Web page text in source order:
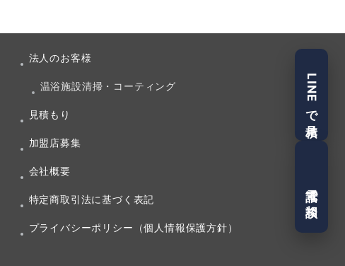
法人のお客様
温浴施設清掃・コーティング
見積もり
加盟店募集
会社概要
特定商取引法に基づく表記
プライバシーポリシー（個人情報保護方針）
LINEで見積
電話で相談